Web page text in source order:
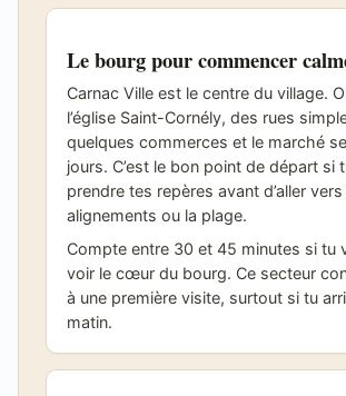
Le bourg pour commencer
Carnac Ville est le centre du village.
l’église Saint-Cornély, des rues
quelques commerces et le marché
jours. C’est le bon point de départ si
prendre tes repères avant d’aller vers
alignements ou la plage.
Compte entre 30 et 45 minutes si tu
voir le cœur du bourg. Ce secteur
à une première visite, surtout si tu
matin.